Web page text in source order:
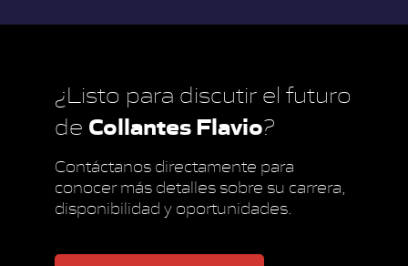
¿Listo para discutir el futuro
de Collantes Flavio?
Contáctanos directamente para
conocer más detalles sobre su carrera,
disponibilidad y oportunidades.